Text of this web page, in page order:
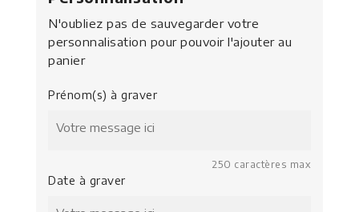
N'oubliez pas de sauvegarder votre
personnalisation pour pouvoir l'ajouter au
panier
Prénom(s) à graver
250 caractères max
Date à graver